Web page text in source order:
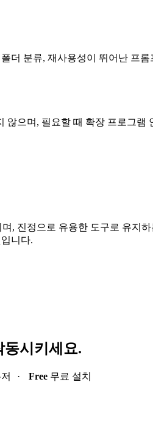
더 분류, 재사용성이 뛰어난 프
않으며, 필요할 때 확장 프로그
, 진정으로 유용한 도구로 유
니다.
동시키세요.
· Free무료 설치